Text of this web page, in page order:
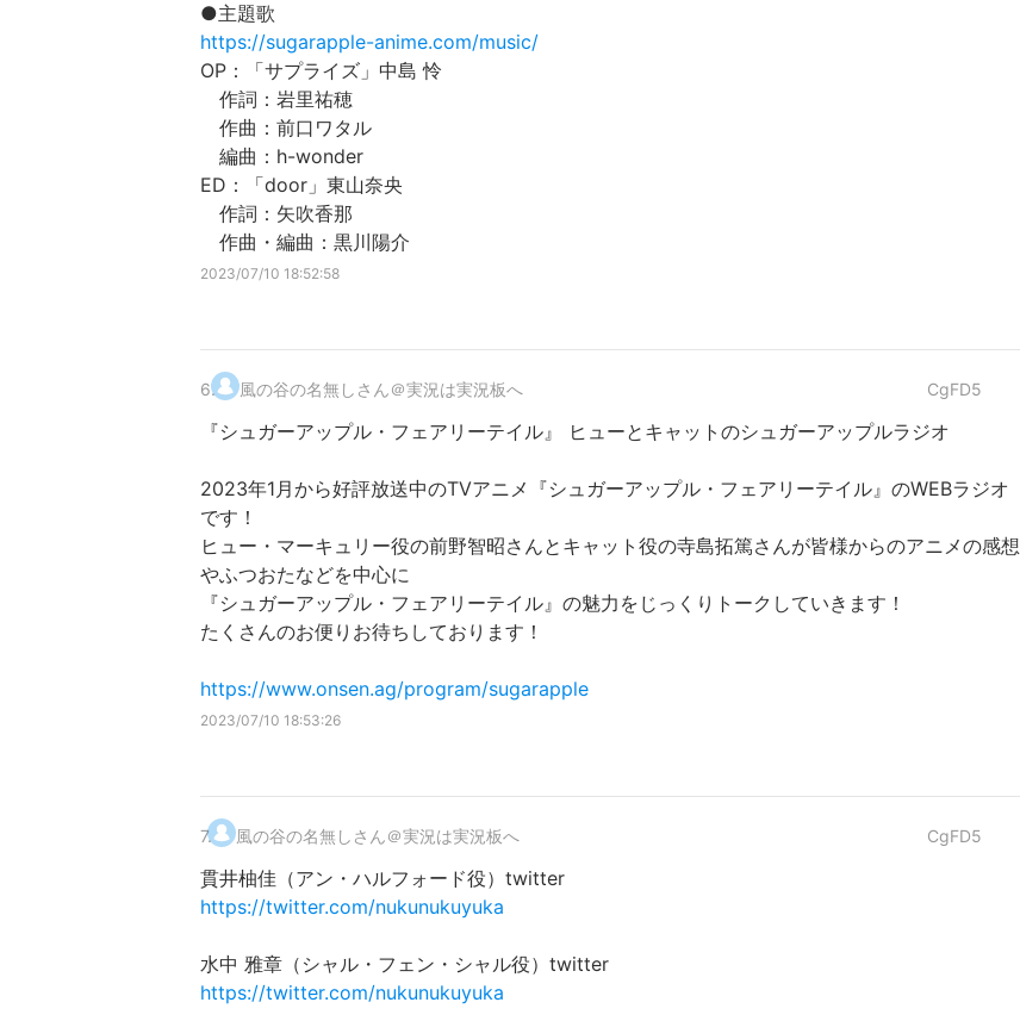
●主題歌
https://sugarapple-anime.com/music/
OP：「サプライズ」中島 怜
作詞：岩里祐穂
作曲：前口ワタル
編曲：h-wonder
ED：「door」東山奈央
作詞：矢吹香那
作曲・編曲：黒川陽介
2023/07/10 18:52:58
6. 風の谷の名無しさん＠実況は実況板へ CgFD5
『シュガーアップル・フェアリーテイル』 ヒューとキャットのシュガーアップルラジオ
2023年1月から好評放送中のTVアニメ『シュガーアップル・フェアリーテイル』のWEBラジオ
です！
ヒュー・マーキュリー役の前野智昭さんとキャット役の寺島拓篤さんが皆様からのアニメの感想
やふつおたなどを中心に
『シュガーアップル・フェアリーテイル』の魅力をじっくりトークしていきます！
たくさんのお便りお待ちしております！
https://www.onsen.ag/program/sugarapple
2023/07/10 18:53:26
7. 風の谷の名無しさん＠実況は実況板へ CgFD5
貫井柚佳（アン・ハルフォード役）twitter
https://twitter.com/nukunukuyuka
水中 雅章（シャル・フェン・シャル役）twitter
https://twitter.com/nukunukuyuka